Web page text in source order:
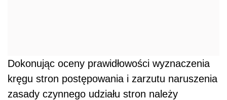
Dokonując oceny prawidłowości wyznaczenia
kręgu stron postępowania i zarzutu naruszenia
zasady czynnego udziału stron należy